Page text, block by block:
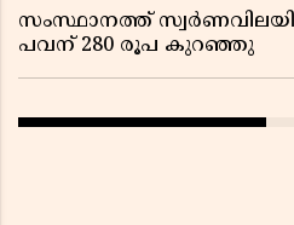
സംസ്ഥാനത്ത്
പവന് 280 രൂപ കുറഞ്ഞു